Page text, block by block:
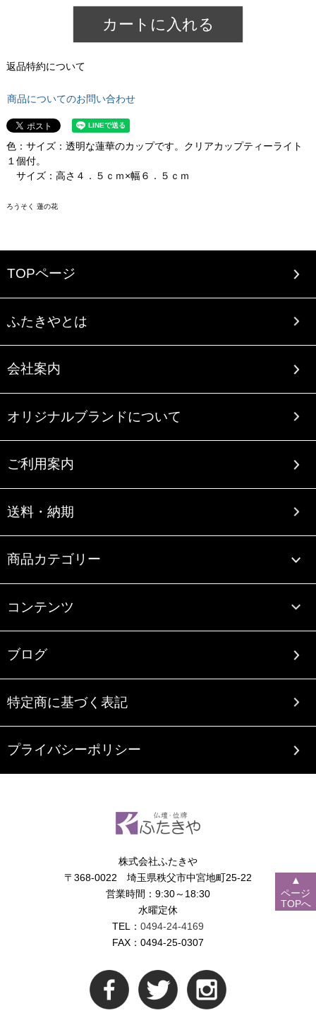
カートに入れる
返品特約について
商品についてのお問い合わせ
色：サイズ：透明な蓮華のカップです。クリアカップティーライト
１個付。
サイズ：高さ４．５ｃｍ×幅６．５ｃｍ
ろうそく 蓮の花
TOPページ
ふたきやとは
会社案内
オリジナルブランドについて
ご利用案内
送料・納期
商品カテゴリー
コンテンツ
ブログ
特定商に基づく表記
プライバシーポリシー
株式会社ふたきや
〒368-0022 埼玉県秩父市中宮地町25-22
営業時間：9:30～18:30
水曜定休
TEL： 0494-24-4169
FAX：0494-25-0307
▲
ページ
TOPへ